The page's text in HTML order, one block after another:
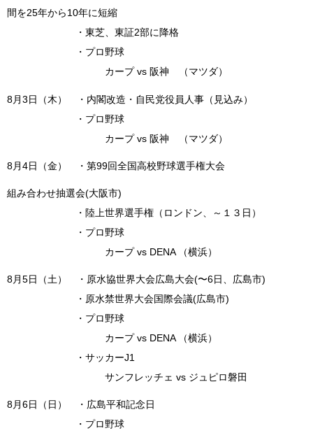
間を25年から10年に短縮
・東芝、東証2部に降格
・プロ野球
カープ vs 阪神 （マツダ）
8月3日（木） ・内閣改造・自民党役員人事（見込み）
・プロ野球
カープ vs 阪神 （マツダ）
8月4日（金） ・第99回全国高校野球選手権大会
組み合わせ抽選会(大阪市)
・陸上世界選手権（ロンドン、～１３日）
・プロ野球
カープ vs DENA （横浜）
8月5日（土） ・原水協世界大会広島大会(〜6日、広島市)
・原水禁世界大会国際会議(広島市)
・プロ野球
カープ vs DENA （横浜）
・サッカーJ1
サンフレッチェ vs ジュピロ磐田
8月6日（日） ・広島平和記念日
・プロ野球